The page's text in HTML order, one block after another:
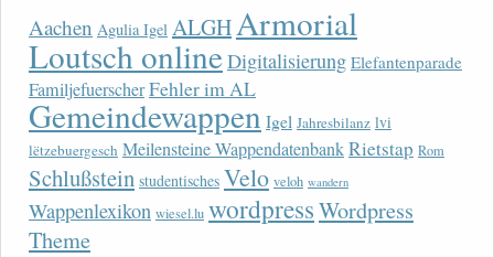
Aachen Agulia Igel ALGHArmorial
Loutsch onlineDigitalisierung Elefantenparade
FamiljefuerscherFehler im AL
Gemeindewappen Igel Jahresbilanz lvi
lëtzebuergesch Meilensteine WappendatenbankRietstap Rom
Schlußstein studentisches Velo veloh wandern
Wappenlexikon wiesel.lu wordpressWordpress
Theme